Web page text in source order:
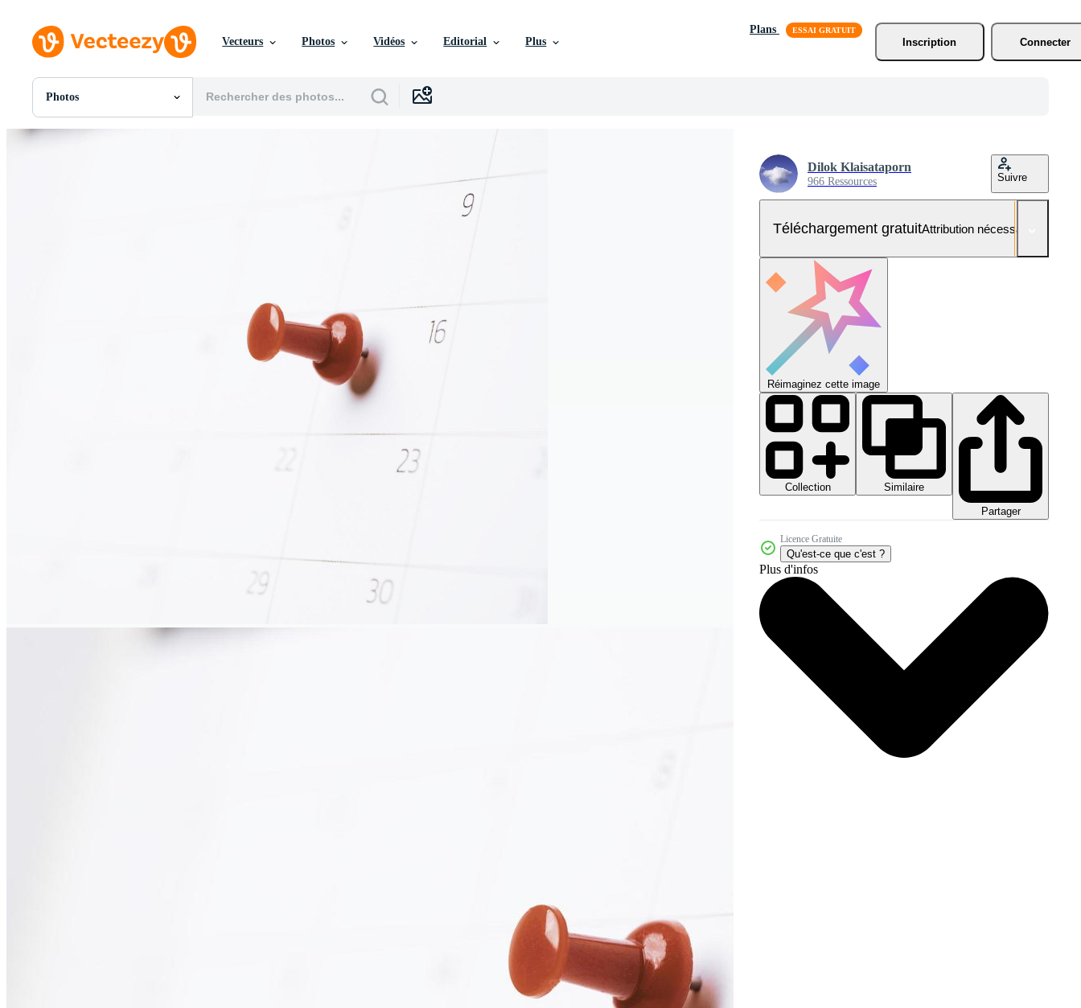
Vecteurs Photos Vidéos Editorial Plus
Plans
Inscription
Connecter
Photos
Toutes Images
Dilok Klaisataporn
966 Ressources Suivre
Téléchargement gratuitAttribution nécessaire
Réimaginez cette image
Collection
Similaire
Partager
Licence Gratuite
Qu'est-ce que c'est ?
Plus d'infos